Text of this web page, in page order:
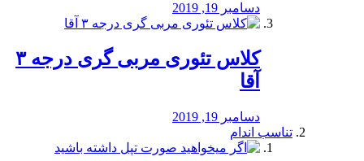
دسامبر 19, 2019
کلاس تئوری مربی گری درجه ۳
آقا
دسامبر 19, 2019
تناسب اندام